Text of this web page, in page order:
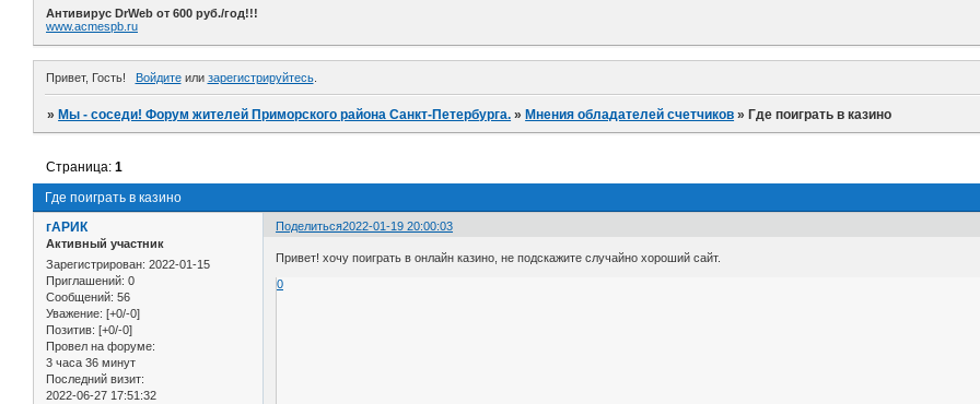
Антивирус DrWeb от 600 руб./год!!!
www.acmespb.ru
Привет, Гость! Войдитеили зарегистрируйтесь.
»Мы - соседи! Форум жителей Приморского района Санкт-Петербурга. »Мнения обладателей счетчиков »Где поиграть в казино
Где поиграть в казино
Страница:1
Поделиться2022-01-19 20:00:03
гАРИК
Активный участник
Зарегистрирован: 2022-01-15
Приглашений: 0
Сообщений: 56
Уважение: [+0/-0]
Позитив: [+0/-0]
Провел на форуме:
3 часа 36 минут
Последний визит:
2022-06-27 17:51:32
Привет! хочу поиграть в онлайн казино, не подскажите случайно хороший сайт.
0